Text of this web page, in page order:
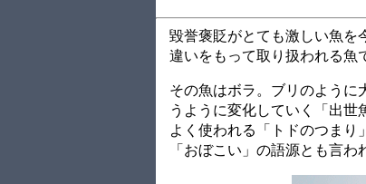
毀誉褒貶がとても激しい魚を
違いをもって取り扱われる魚
その魚はボラ。ブリのように
うように変化していく「出
よく使われる「トドのつまり
「おぼこい」の語源とも言わ